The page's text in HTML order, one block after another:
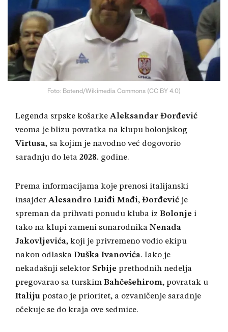
Foto: Botend/Wikimedia Commons (CC BY 4.0)
Legenda srpske košarke Aleksandar Đorđević
veoma je blizu povratka na klupu bolonjskog
Virtusa, sa kojim je navodno već dogovorio
saradnju do leta 2028. godine.
Prema informacijama koje prenosi italijanski
insajder Alesandro Luiđi Mađi, Đorđević je
spreman da prihvati ponudu kluba iz Bolonje i
tako na klupi zameni sunarodnika Nenada
Jakovljevića, koji je privremeno vodio ekipu
nakon odlaska Duška Ivanovića. Iako je
nekadašnji selektor Srbije prethodnih nedelja
pregovarao sa turskim Bahčešehirom, povratak u
Italiju postao je prioritet, a ozvaničenje saradnje
očekuje se do kraja ove sedmice.